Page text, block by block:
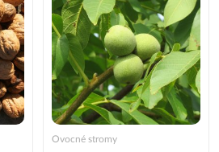
Ovocné stromy